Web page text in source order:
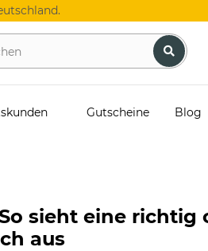
Gutscheine Blog
sieht eine richtig
aus